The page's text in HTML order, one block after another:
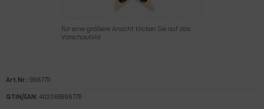
Für eine größere Ansicht klicken Sie auf das
Vorschaubild
Art.Nr.: 9967711
GTIN/EAN: 4020689967711